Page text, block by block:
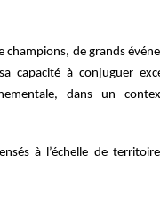
champions, de grands
capacité à conjuguer
dans un
à l’échelle de